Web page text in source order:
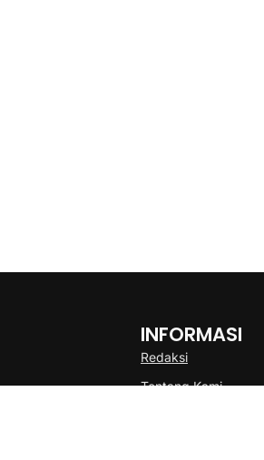
INFORMASI
Redaksi
Tentang Kami